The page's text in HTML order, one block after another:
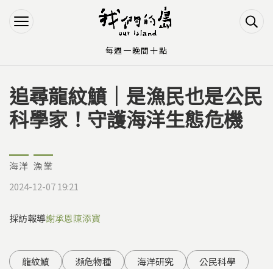
Jump to Navigation
Jump to Main content
您在這裡
追尋龍紋鱝｜是漁民也是公民
科學家！守護海洋生態危機
海洋 漁業
2024-12-07 19:21
採訪報導謝承恩陳添寶
龍紋鱝 瀕危物種 海洋研究
公民科學
每週一晚間十點